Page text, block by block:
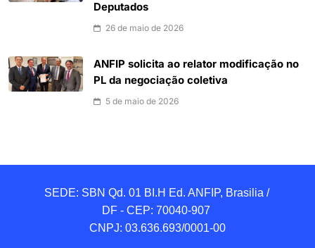
Deputados
26 de maio de 2026
ANFIP solicita ao relator modificação no
PL da negociação coletiva
5 de maio de 2026
SEDE: SBN Qd. 01 BI.H Ed. ANFIP, Brasilia /
DF - CEP: 70040-907
CNPJ: 03.636.693/0001-00